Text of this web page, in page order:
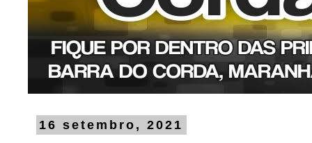
16 setembro, 2021